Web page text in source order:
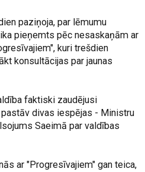
paziņoja, par lēmumu
pieņemts pēc nesaskaņām ar
kuri trešdien
konsultācijas par jaunas
faktiski zaudējusi
divas iespējas - Ministru
Saeimā par valdības
ar "Progresīvajiem" gan teica,